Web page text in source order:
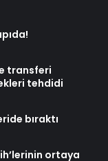
transferi
tehdidi
bıraktı
ortaya